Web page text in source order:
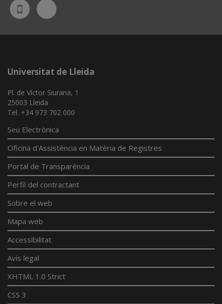
UdL
App
Bluesky
Universitat de Lleida
Pl. de Víctor Siurana, 1
25003 Lleida
Tel. +34 973 702 000
Seu Electrònica
Oficina d'Assistència en Matèria de Registres
Portal de Transparència
Perfil del contractant
Sobre el web
Mapa web
Accessibilitat
Avís legal
XHTML 1.0 Strict
CSS 3